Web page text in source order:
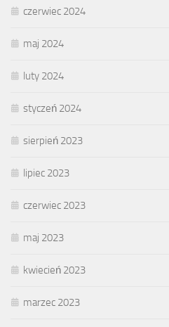
czerwiec 2024
maj 2024
luty 2024
styczeń 2024
sierpień 2023
lipiec 2023
czerwiec 2023
maj 2023
kwiecień 2023
marzec 2023